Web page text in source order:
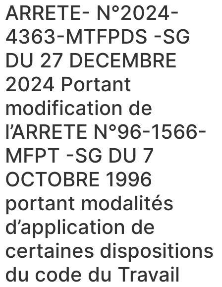
ARRETE- N°2024-
4363-MTFPDS -SG
DU 27 DECEMBRE
2024 Portant
modification de
l’ARRETE N°96-1566-
MFPT -SG DU 7
OCTOBRE 1996
portant modalités
d’application de
certaines dispositions
du code du Travail